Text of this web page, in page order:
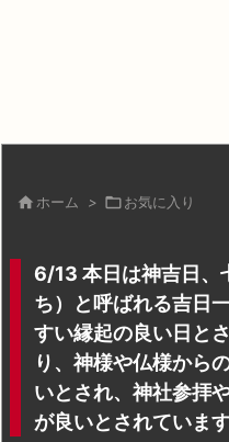
 ホーム > お気に入り
6/13 本日は神吉日、
ち）と呼ばれる吉日
すい縁起の良い日と
り、神様や仏様から
いとされ、神社参拝
が良いとされています